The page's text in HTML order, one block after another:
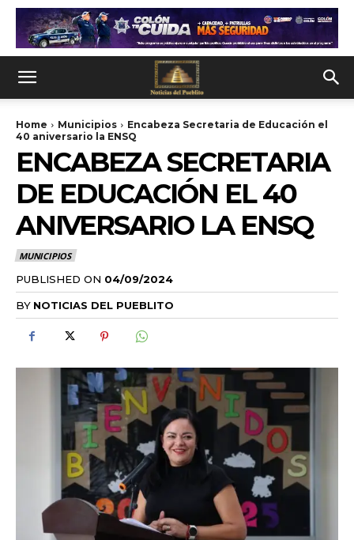
Home Municipios
Encabeza Secretaria de Educación el
40 aniversario la ENSQ
ENCABEZA SECRETARIA
DE EDUCACIÓN EL 40
ANIVERSARIO LA ENSQ
MUNICIPIOS
PUBLISHED ON 04/09/2024
BY NOTICIAS DEL PUEBLITO